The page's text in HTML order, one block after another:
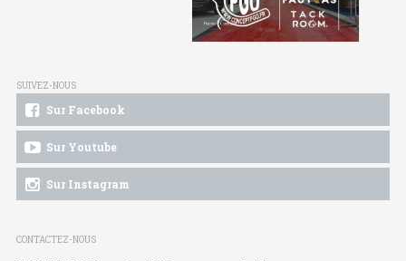
SUIVEZ-NOUS
Sur Facebook
Sur Youtube
Sur Instagram
CONTACTEZ-NOUS